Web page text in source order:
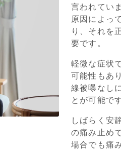
言われてい
原因によっ
り、それを
要です。
軽微な症状
可能性もあ
線被曝なし
とが可能です
しばらく安
の痛み止め
場合でも痛